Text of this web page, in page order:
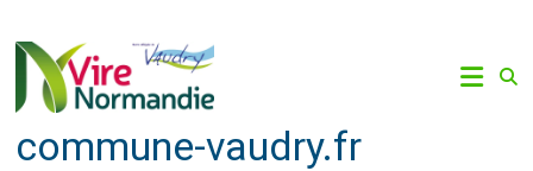
content
commune-vaudry.fr